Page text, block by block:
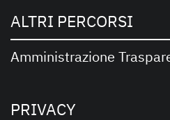
ALTRI PERCORSI
Amministrazione
PRIVACY